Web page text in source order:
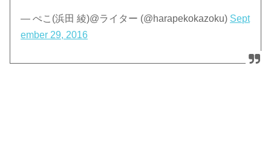
— ぺこ(浜田 綾)@ライター (@harapekokazoku) Sept
ember 29, 2016